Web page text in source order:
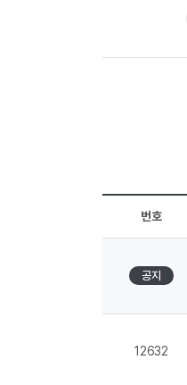
번호
공지
12632